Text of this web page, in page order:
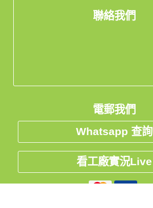
聯絡我們
電郵我們
Whatsapp 查詢
看工廠實況Live